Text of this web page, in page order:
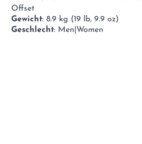
Offset
Gewicht: 8.9 kg (19 lb, 9.9 oz)
Geschlecht: Men|Women